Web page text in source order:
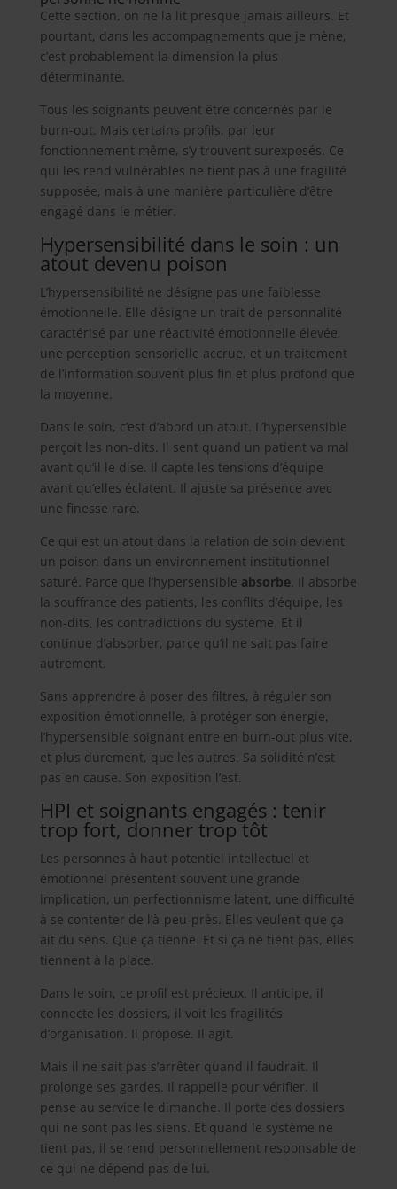
Cette section, on ne la lit presque jamais ailleurs. Et
pourtant, dans les accompagnements que je mène,
c’est probablement la dimension la plus
déterminante.
Tous les soignants peuvent être concernés par le
burn-out. Mais certains profils, par leur
fonctionnement même, s’y trouvent surexposés. Ce
qui les rend vulnérables ne tient pas à une fragilité
supposée, mais à une manière particulière d’être
engagé dans le métier.
Hypersensibilité dans le soin : un
atout devenu poison
L’hypersensibilité ne désigne pas une faiblesse
émotionnelle. Elle désigne un trait de personnalité
caractérisé par une réactivité émotionnelle élevée,
une perception sensorielle accrue, et un traitement
de l’information souvent plus fin et plus profond que
la moyenne.
Dans le soin, c’est d’abord un atout. L’hypersensible
perçoit les non-dits. Il sent quand un patient va mal
avant qu’il le dise. Il capte les tensions d’équipe
avant qu’elles éclatent. Il ajuste sa présence avec
une finesse rare.
Ce qui est un atout dans la relation de soin devient
un poison dans un environnement institutionnel
saturé. Parce que l’hypersensible absorbe. Il absorbe
la souffrance des patients, les conflits d’équipe, les
non-dits, les contradictions du système. Et il
continue d’absorber, parce qu’il ne sait pas faire
autrement.
Sans apprendre à poser des filtres, à réguler son
exposition émotionnelle, à protéger son énergie,
l’hypersensible soignant entre en burn-out plus vite,
et plus durement, que les autres. Sa solidité n’est
pas en cause. Son exposition l’est.
HPI et soignants engagés : tenir
trop fort, donner trop tôt
Les personnes à haut potentiel intellectuel et
émotionnel présentent souvent une grande
implication, un perfectionnisme latent, une difficulté
à se contenter de l’à-peu-près. Elles veulent que ça
ait du sens. Que ça tienne. Et si ça ne tient pas, elles
tiennent à la place.
Dans le soin, ce profil est précieux. Il anticipe, il
connecte les dossiers, il voit les fragilités
d’organisation. Il propose. Il agit.
Mais il ne sait pas s’arrêter quand il faudrait. Il
prolonge ses gardes. Il rappelle pour vérifier. Il
pense au service le dimanche. Il porte des dossiers
qui ne sont pas les siens. Et quand le système ne
tient pas, il se rend personnellement responsable de
ce qui ne dépend pas de lui.